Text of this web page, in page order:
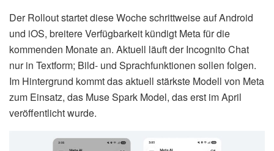
Der Rollout startet diese Woche schrittweise auf Android
und iOS, breitere Verfügbarkeit kündigt Meta für die
kommenden Monate an. Aktuell läuft der Incognito Chat
nur in Textform; Bild- und Sprachfunktionen sollen folgen.
Im Hintergrund kommt das aktuell stärkste Modell von Meta
zum Einsatz, das Muse Spark Model, das erst im April
veröffentlicht wurde.